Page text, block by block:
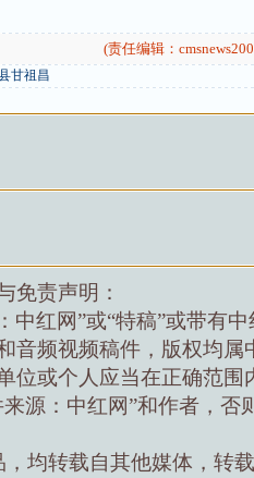
(责任编辑：
甘祖昌
免责声明：
中红网”或“特稿”或带有
音频视频稿件，版权均属
位或个人应当在正确范围
源：中红网”和作者，否
均转载自其他媒体，转